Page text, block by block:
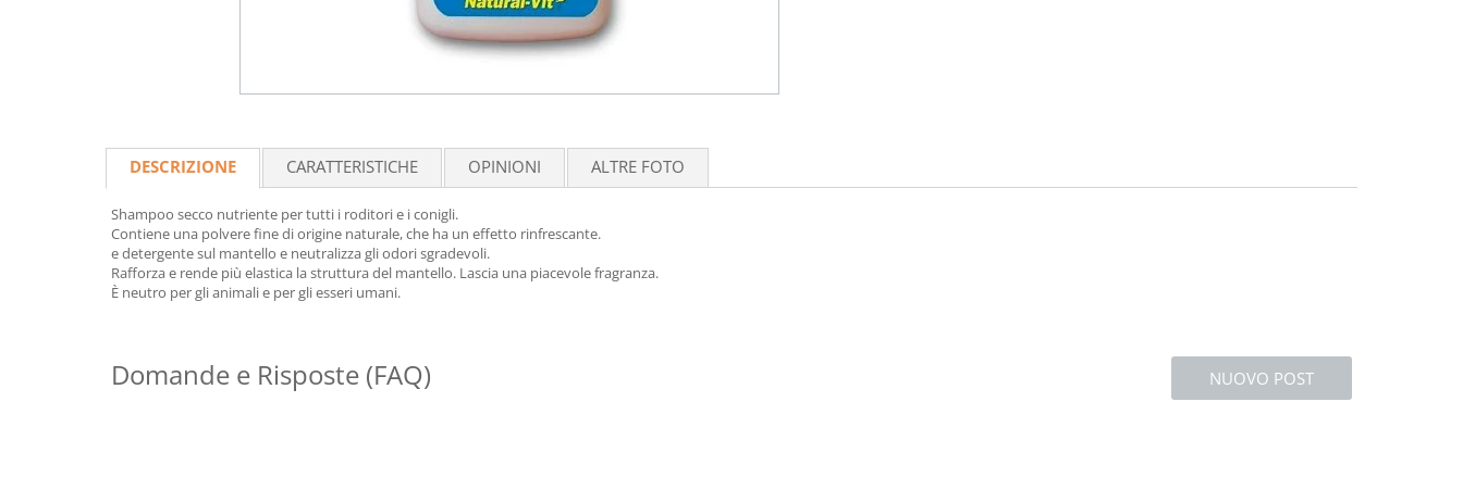
DESCRIZIONE CARATTERISTICHE OPINIONI ALTRE FOTO
Shampoo secco nutriente per tutti i roditori e i conigli.
Contiene una polvere fine di origine naturale, che ha un effetto rinfrescante.
e detergente sul mantello e neutralizza gli odori sgradevoli.
Rafforza e rende più elastica la struttura del mantello. Lascia una piacevole fragranza.
È neutro per gli animali e per gli esseri umani.
NUOVO POST
Domande e Risposte (FAQ)